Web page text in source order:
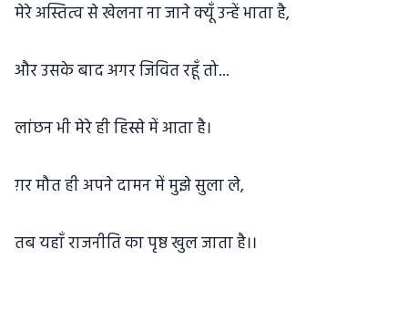
मेरे अस्तित्व से खेलना ना जाने क्यूँ उन्हें भाता है,
और उसके बाद अगर जिवित रहूँ तो...
लांछन भी मेरे ही हिस्से में आता है।
ग़र मौत ही अपने दामन में मुझे सुला ले,
तब यहाँ राजनीति का पृष्ठ खुल जाता है।।